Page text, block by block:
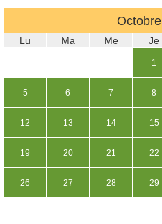
Octobre
Lu Ma Me Je
1
5 6 7 8
12 13 14 15
19 20 21 22
26 27 28 29